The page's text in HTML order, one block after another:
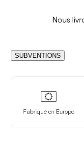
Nous
SUBVENTIONS
Fabriqué en Europe